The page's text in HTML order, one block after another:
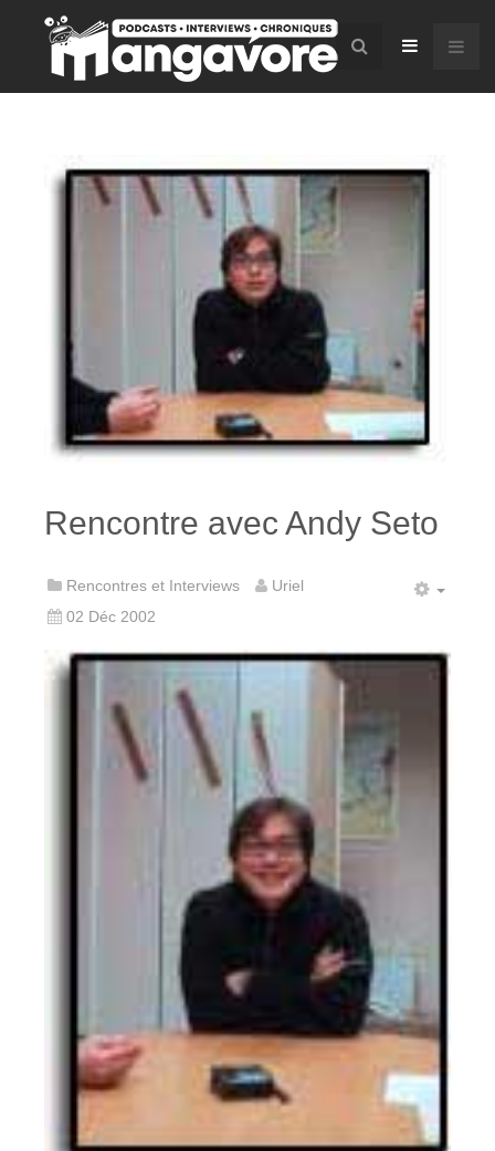
Rencontre avec Andy Seto
Rencontres et Interviews
Uriel
02 Déc 2002